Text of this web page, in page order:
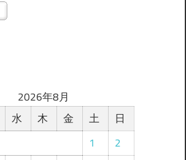
2026年8月
水 木 金 土
日
1
2